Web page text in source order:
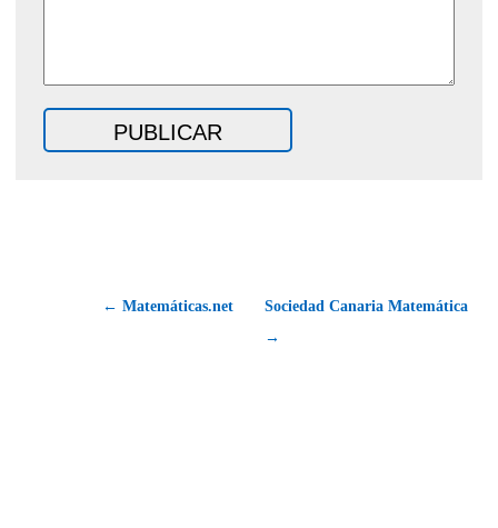
← Matemáticas.net
Sociedad Canaria Matemática
→